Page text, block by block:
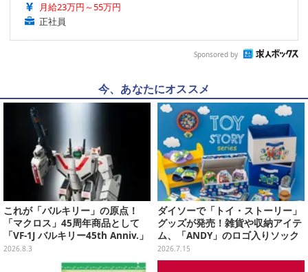
月給23万円～55万円
正社員
Sponsored by
今、あなたにオススメ
これが「バルキリー」の原点！
「マクロス」45周年商品として
「VF-1J バルキリー45th Anniv.」
が予約開始
2026.8.3
ダイソーで「トイ・ストーリー」
グッズが発売！雑貨や収納アイテ
ム、「ANDY」のロゴ入りソック
スは文字から彼の成長を感じられ
るデザイン
2026.7.15